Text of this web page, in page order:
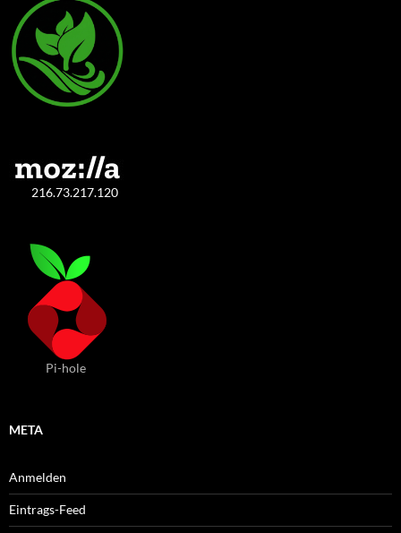
216.73.217.120
Pi-hole
META
Anmelden
Eintrags-Feed